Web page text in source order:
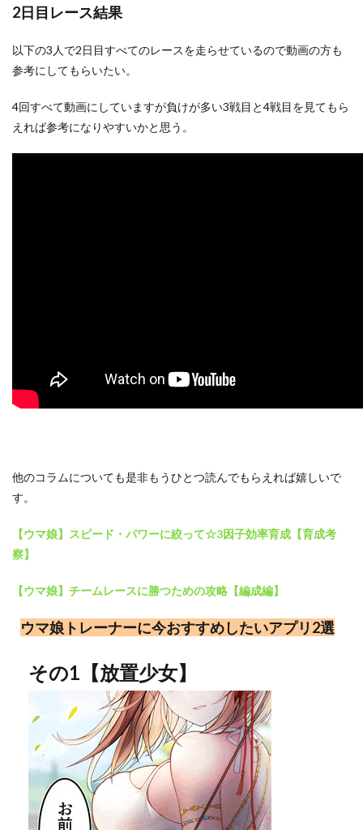
2日目レース結果
以下の3人で2日目すべてのレースを走らせているので動画の方も
参考にしてもらいたい。
4回すべて動画にしていますが負けが多い3戦目と4戦目を見てもら
えれば参考になりやすいかと思う。
他のコラムについても是非もうひとつ読んでもらえれば嬉しいで
す。
【ウマ娘】スピード・パワーに絞って☆3因子効率育成【育成考
察】
【ウマ娘】チームレースに勝つための攻略【編成編】
ウマ娘トレーナーに今おすすめしたいアプリ2選
その1【放置少女】